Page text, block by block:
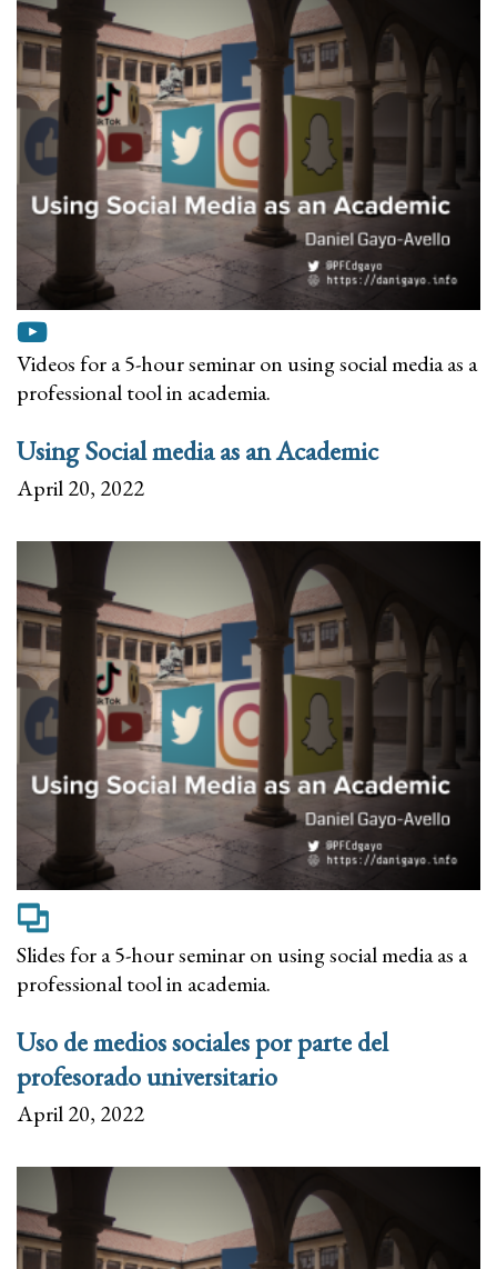
Videos for a 5-hour seminar on using social media as a
professional tool in academia.
Using Social media as an Academic
April 20, 2022
Slides for a 5-hour seminar on using social media as a
professional tool in academia.
Uso de medios sociales por parte del
profesorado universitario
April 20, 2022